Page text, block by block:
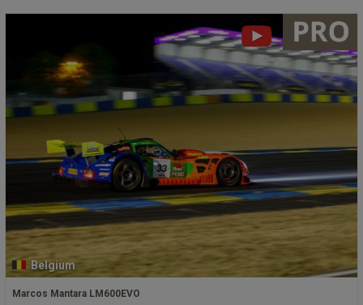
Belgium
Marcos Mantara LM600EVO